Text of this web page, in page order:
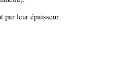
par leur épaisseur.